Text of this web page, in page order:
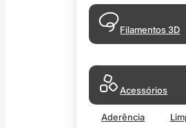
Filamentos 3D
Acessórios
Aderência